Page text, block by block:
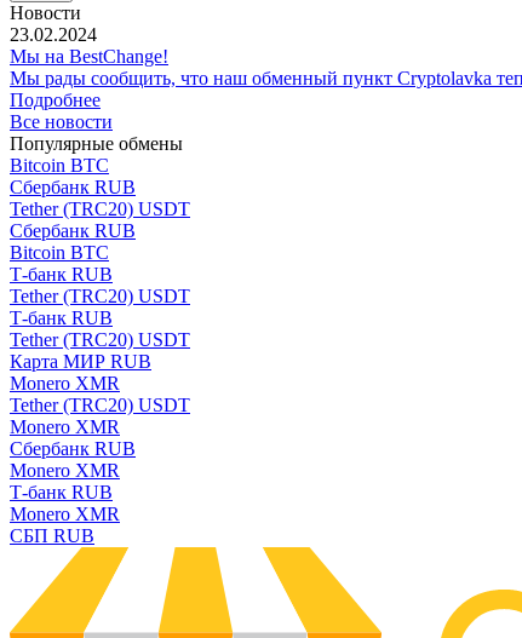
Новости
23.02.2024
Мы на BestChange!
Мы рады сообщить, что наш обменный пункт Cryptolavka
Подробнее
Все новости
Популярные обмены
Bitcoin BTC
Сбербанк RUB
Tether (TRC20) USDT
Сбербанк RUB
Bitcoin BTC
Т-банк RUB
Tether (TRC20) USDT
Т-банк RUB
Tether (TRC20) USDT
Карта МИР RUB
Monero XMR
Tether (TRC20) USDT
Monero XMR
Сбербанк RUB
Monero XMR
Т-банк RUB
Monero XMR
СБП RUB